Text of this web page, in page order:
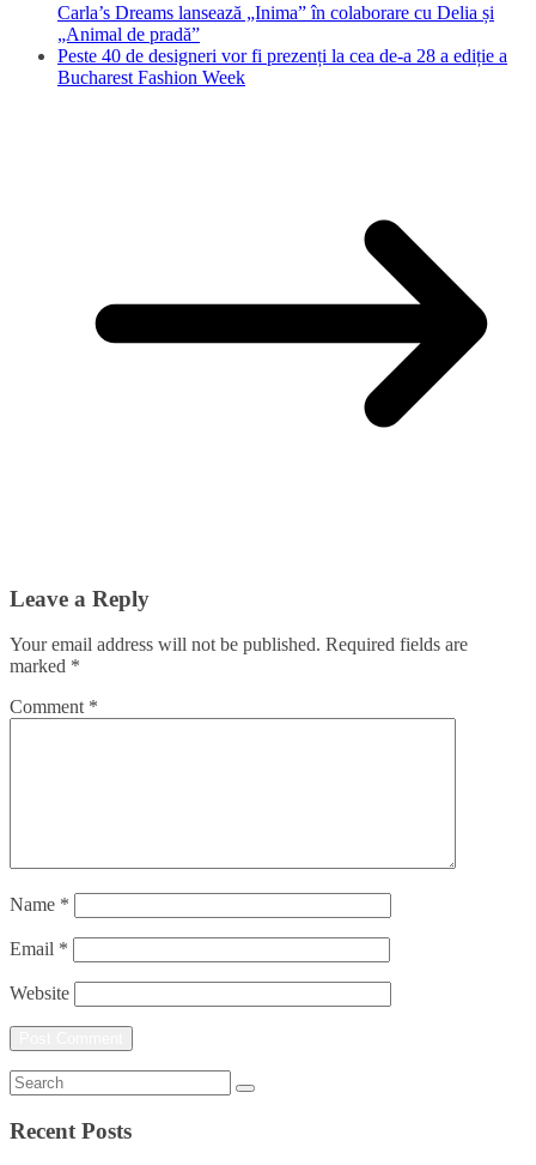
Carla’s Dreams lansează „Inima” în colaborare cu Delia și
„Animal de pradă”
Peste 40 de designeri vor fi prezenți la cea de-a 28 a ediție a
Bucharest Fashion Week
Leave a Reply
Your email address will not be published. Required fields are
marked *
Comment *
Name *
Email *
Website
Recent Posts